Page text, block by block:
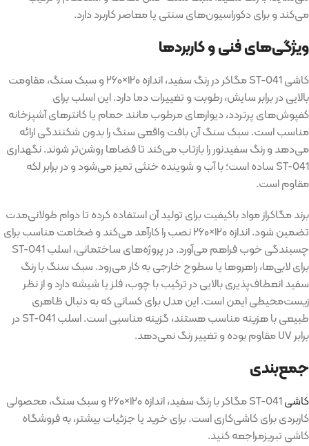
می‌کند و برای دکوراسیون‌های سنتی یا معاصر کاربرد دارد.
ویژگی‌های فنی و کاربردها
کاشی ST-041 مگاکر در رنگ سفید، اندازه ۱۲۰ ×
۲۶۰ و سبک سنگ، مقاومت
بالایی در برابر سایش، رطوبت و تغییرات دما دارد.این اسلب برای
کفپوش‌های پرتردد، دیوارهای مرطوب مانند حمام یا کانترهای آشپزخانه
مناسب است.سبک سنگ آن بافت واقعی سنگ را بدون شکنندگی ارائه
می‌دهد و رنگ سفیدنور را بازتاب می‌کند تا فضاها روشن‌تر شوند.نگهداری
ST-041ساده است؛ با آب و شوینده خنثی تمیز می‌شود و در برابر لکه
مقاوم است.
برند مگاکراز مواد باکیفیت برای تولید آن استفاده کرده تا دوام طولانی‌مدت
تضمین شود.اندازه ۱۲۰ ×
۲۶۰ نصب را کارآمد می‌کند و ضخامت مناسب برای
چسبندگی خوب فراهم می‌آورد.در پروژه‌های ساختمانی، اسلب
برای لابی‌ها، راهروها یا سطوح خارجی به کار می‌رود.سبک سنگ با رنگ
سفید انعطاف‌پذیری بالایی در ترکیب با چوب، فلز یا شیشه دارد و از نظر
زیست‌محیطی ایمن است.این مدل برای کسانی که به دنبال ظاهری
طبیعی با هزینه مناسب هستند، گزینه مناسبی است.اسلب
در
برابر
مقاوم بوده و تغییر رنگ نمی‌دهد.
جمع‌بندی
کاشی مگاکر با رنگ سفید، اندازه ۱۲۰ ×
۲۶۰ و سبک سنگ، محصولی
کاربردی برای کاشی‌کاری است.برای خرید یا جزئیات بیشتر، به فروشگاه
کاشی تبریزمراجعه کنید.